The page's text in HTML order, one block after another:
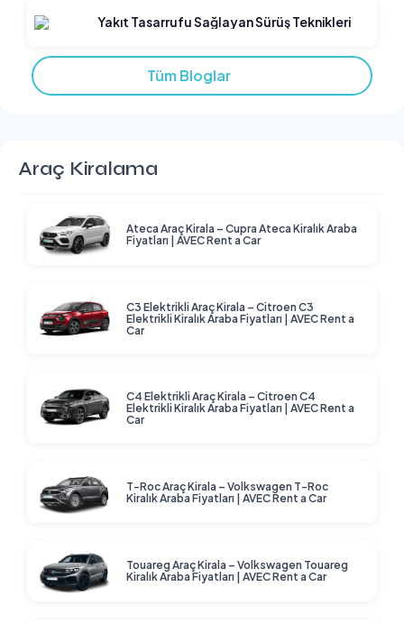
Yakıt Tasarrufu Sağlayan Sürüş Teknikleri
Tüm Bloglar
Araç Kiralama
Ateca Araç Kirala – Cupra Ateca Kiralık Araba
Fiyatları | AVEC Rent a Car
C3 Elektrikli Araç Kirala – Citroen C3
Elektrikli Kiralık Araba Fiyatları | AVEC Rent a
Car
C4 Elektrikli Araç Kirala – Citroen C4
Elektrikli Kiralık Araba Fiyatları | AVEC Rent a
Car
T-Roc Araç Kirala – Volkswagen T-Roc
Kiralık Araba Fiyatları | AVEC Rent a Car
Touareg Araç Kirala – Volkswagen Touareg
Kiralık Araba Fiyatları | AVEC Rent a Car